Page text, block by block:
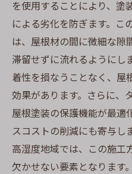
断熱性能が居住
省エネ塗装の静
快適性を高める
エネルギー効率
塗装による温度
タスペーサーが屋根
劣化防止におけ
果
湿気が引き起こす
を使用することにより、塗
による劣化を防ぎます。こ
は、屋根材の間に微細な隙
滞留せずに流れるようにし
着性を損なうことなく、屋
効果があります。さらに、
屋根塗装の保護機能が最適
スコストの削減にも寄与し
高湿度地域では、この施工
欠かせない要素となります。